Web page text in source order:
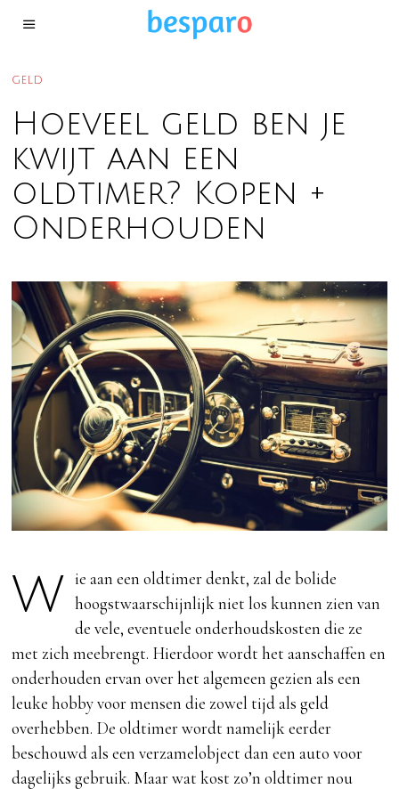
GELD
Hoeveel geld ben je
kwijt aan een
oldtimer? Kopen +
Onderhouden
Wie aan een oldtimer denkt, zal de bolide hoogstwaarschijnlijk niet los kunnen zien van
de vele, eventuele onderhoudskosten die ze
met zich meebrengt. Hierdoor wordt het aanschaffen en
onderhouden ervan over het algemeen gezien als een
leuke hobby voor mensen die zowel tijd als geld
overhebben. De oldtimer wordt namelijk eerder
beschouwd als een verzamelobject dan een auto voor
dagelijks gebruik. Maar wat kost zo’n oldtimer nou